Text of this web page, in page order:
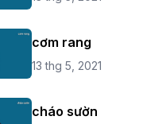
cơm rang
13 thg 5, 2021
cháo sườn